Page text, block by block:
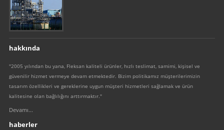
hakkında
"2005 yılından bu yana, Fleksan kaliteli ürünler, hızlı teslimat, samimi, kişisel ve
güvenilir hizmet vermeye devam etmektedir. Bizim politikamız müşterilerimizin
tasarım özellikleri ve gereklerine uygun müşteri hizmetleri sağlamak ve ürün
kalitesine olan bağlılığını arttırmaktır."
Devamı...
haberler